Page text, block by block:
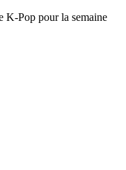
K-Pop pour la semaine